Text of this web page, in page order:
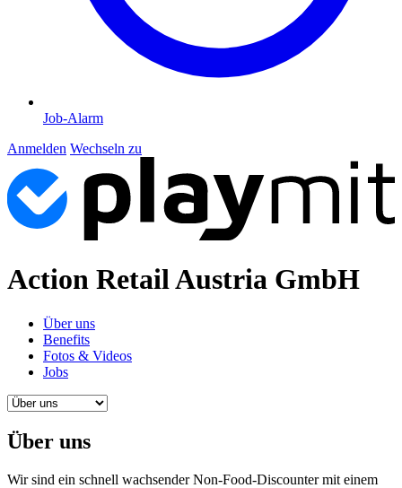
Job-Alarm
Anmelden Wechseln zu
Action Retail Austria GmbH
Über uns
Benefits
Fotos & Videos
Jobs
Über uns
Wir sind ein schnell wachsender Non-Food-Discounter mit einem